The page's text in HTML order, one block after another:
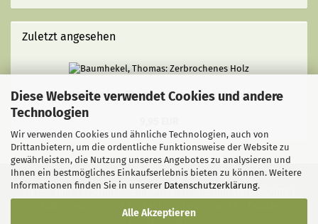
Diese Webseite verwendet Cookies und andere
Technologien
Wir verwenden Cookies und ähnliche Technologien, auch von
Drittanbietern, um die ordentliche Funktionsweise der Website zu
gewährleisten, die Nutzung unseres Angebotes zu analysieren und
Ihnen ein bestmögliches Einkaufserlebnis bieten zu können. Weitere
Informationen finden Sie in unserer Datenschutzerklärung.
Alle Akzeptieren
Zuletzt angesehen
Baumhekel, Thomas: Zerbrochenes Holz
Liefer- und Versandkosten|Privatsphäre und Datenschutz
Kontakt Widerrufsrecht
Einstellungen